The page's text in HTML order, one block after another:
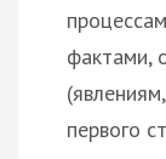
фактами,
первого